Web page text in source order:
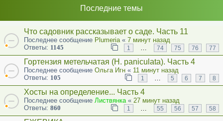
Последние темы
Что садовник рассказывает о саде. Часть 11
Последнее сообщение Plumeria« 7 минут назад
Ответы: 1145 1 … 74 75 76 77
Гортензия метельчатая (Н. paniculata). Часть 4
Последнее сообщение Ольга Игн « 11 минут назад
Ответы: 105 1 … 5 6 7 8
Хосты на определение... Часть 4
Последнее сообщение Листвянка « 27 минут назад
Ответы: 860 1 … 55 56 57 58